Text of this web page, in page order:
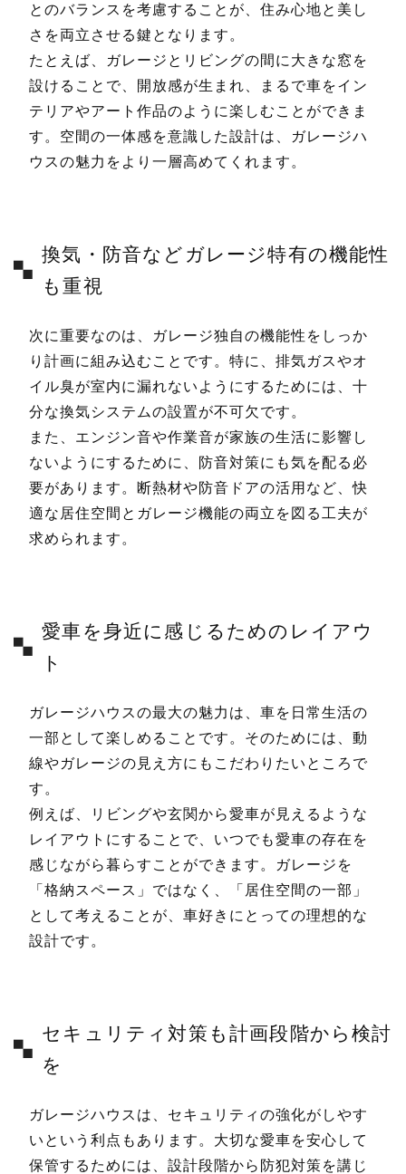
とのバランスを考慮することが、住み心地と美し
さを両立させる鍵となります。
たとえば、ガレージとリビングの間に大きな窓を
設けることで、開放感が生まれ、まるで車をイン
テリアやアート作品のように楽しむことができま
す。空間の一体感を意識した設計は、ガレージハ
ウスの魅力をより一層高めてくれます。
換気・防音などガレージ特有の機能性
も重視
次に重要なのは、ガレージ独自の機能性をしっか
り計画に組み込むことです。特に、排気ガスやオ
イル臭が室内に漏れないようにするためには、十
分な換気システムの設置が不可欠です。
また、エンジン音や作業音が家族の生活に影響し
ないようにするために、防音対策にも気を配る必
要があります。断熱材や防音ドアの活用など、快
適な居住空間とガレージ機能の両立を図る工夫が
求められます。
愛車を身近に感じるためのレイアウ
ト
ガレージハウスの最大の魅力は、車を日常生活の
一部として楽しめることです。そのためには、動
線やガレージの見え方にもこだわりたいところで
す。
例えば、リビングや玄関から愛車が見えるような
レイアウトにすることで、いつでも愛車の存在を
感じながら暮らすことができます。ガレージを
「格納スペース」ではなく、「居住空間の一部」
として考えることが、車好きにとっての理想的な
設計です。
セキュリティ対策も計画段階から検討
を
ガレージハウスは、セキュリティの強化がしやす
いという利点もあります。大切な愛車を安心して
保管するためには、設計段階から防犯対策を講じ